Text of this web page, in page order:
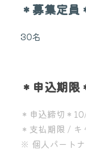
＊募集定員
30名
＊申込期限
＊申込締切＊
＊支払期限 /
※ 個人パート